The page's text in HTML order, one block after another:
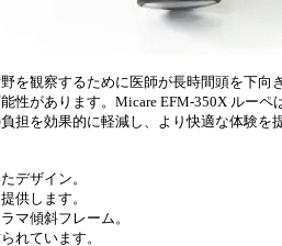
を観察するために医師が長時間頭を下
性があります。Micare EFM-350X ルー
担を効果的に軽減し、より快適な体験を
デザイン。
供します。
マ傾斜フレーム。
れています。